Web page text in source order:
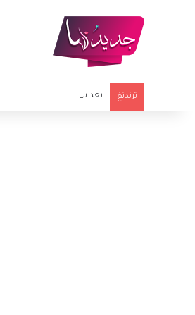
ترندنغ بعد تنبؤه بزلزال مصر..